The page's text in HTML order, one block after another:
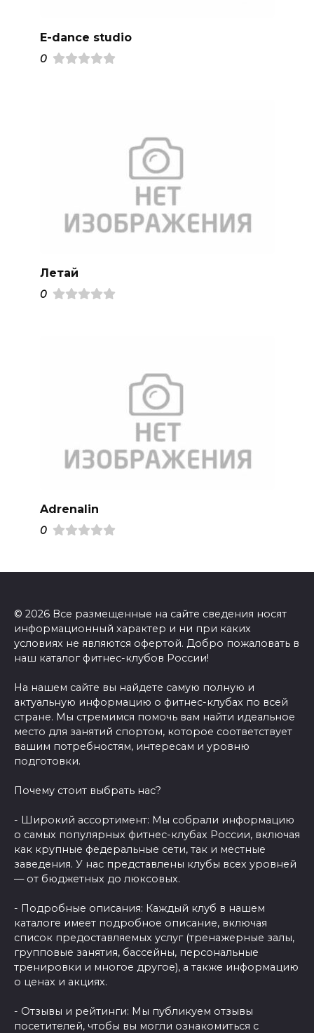
E-dance studio
0
Летай
0
Adrenalin
0
© 2026 Все размещенные на сайте сведения носят
информационный характер и ни при каких
условиях не являются офертой. Добро пожаловать в
наш каталог фитнес-клубов России!
На нашем сайте вы найдете самую полную и
актуальную информацию о фитнес-клубах по всей
стране. Мы стремимся помочь вам найти идеальное
место для занятий спортом, которое соответствует
вашим потребностям, интересам и уровню
подготовки.
Почему стоит выбрать нас?
- Широкий ассортимент: Мы собрали информацию
о самых популярных фитнес-клубах России, включая
как крупные федеральные сети, так и местные
заведения. У нас представлены клубы всех уровней
— от бюджетных до люксовых.
- Подробные описания: Каждый клуб в нашем
каталоге имеет подробное описание, включая
список предоставляемых услуг (тренажерные залы,
групповые занятия, бассейны, персональные
тренировки и многое другое), а также информацию
о ценах и акциях.
- Отзывы и рейтинги: Мы публикуем отзывы
посетителей, чтобы вы могли ознакомиться с